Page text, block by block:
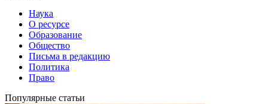
Наука
О ресурсе
Образование
Общество
Письма в редакцию
Политика
Право
Популярные статьи